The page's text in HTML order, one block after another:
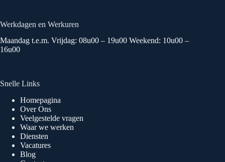
Werkdagen en Werkuren
Maandag t.e.m. Vrijdag: 08u00 – 19u00 Weekend: 10u00 –
16u00
Snelle Links
Homepagina
Over Ons
Veelgestelde vragen
Waar we werken
Diensten
Vacatures
Blog